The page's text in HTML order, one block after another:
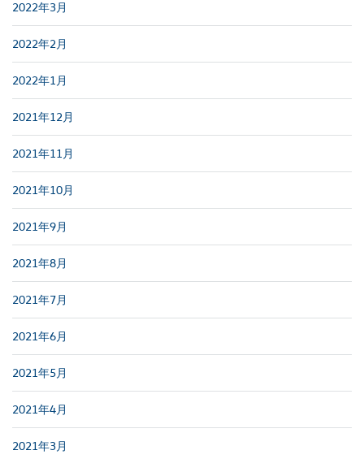
2022年3月
2022年2月
2022年1月
2021年12月
2021年11月
2021年10月
2021年9月
2021年8月
2021年7月
2021年6月
2021年5月
2021年4月
2021年3月